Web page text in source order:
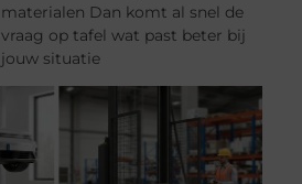
materialen Dan komt al snel de
vraag op tafel wat past beter bij
jouw situatie